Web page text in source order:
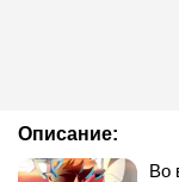
Описание:
Во